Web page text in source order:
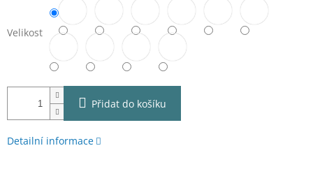
Velikost
Přidat do košíku
Detailní informace